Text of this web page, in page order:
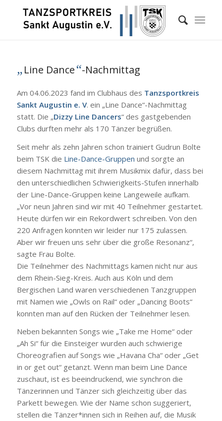
„Line Dance“-Nachmittag
Am 04.06.2023 fand im Clubhaus des Tanzsportkreis
Sankt Augustin e. V. ein „Line Dance“-Nachmittag
statt. Die „Dizzy Line Dancers“ des gastgebenden
Clubs durften mehr als 170 Tänzer begrüßen.
Seit mehr als zehn Jahren schon trainiert Gudrun Bolte
beim TSK die Line-Dance-Gruppen und sorgte an
diesem Nachmittag mit ihrem Musikmix dafür, dass bei
den unterschiedlichen Schwierigkeits-Stufen innerhalb
der Line-Dance-Gruppen keine Langeweile aufkam.
„Vor neun Jahren sind wir mit 40 Teilnehmer gestartet.
Heute dürfen wir ein Rekordwert schreiben. Von den
220 Anfragen konnten wir leider nur 175 zulassen.
Aber wir freuen uns sehr über die große Resonanz“,
sagte Frau Bolte.
Die Teilnehmer des Nachmittags kamen nicht nur aus
dem Rhein-Sieg-Kreis. Auch aus Köln und dem
Bergischen Land waren verschiedenen Tanzgruppen
mit Namen wie „Owls on Rail“ oder „Dancing Boots“
konnten man auf den Rücken der Teilnehmer lesen.
Neben bekannten Songs wie „Take me Home“ oder
„Ah Si“ für die Einsteiger wurden auch schwierige
Choreografien auf Songs wie „Havana Cha“ oder „Get
in or get out“ getanzt. Wenn man beim Line Dance
zuschaut, ist es beeindruckend, wie synchron die
Tänzerinnen und Tänzer sich gleichzeitig über das
Parkett bewegen. Wie der Name schon suggeriert,
stellen die Tänzer*innen sich in Reihen auf, die Musik